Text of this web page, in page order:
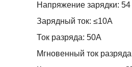
Напряжение зарядки:
Зарядный ток: ≤10А
Ток разряда: 50А
Мгновенный ток